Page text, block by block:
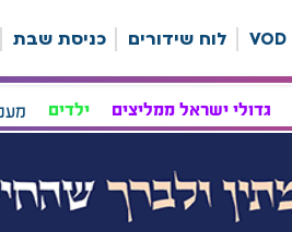
VOD לוח שידורים כניסת שבת
גדולי ישראל ממליצים ילדים